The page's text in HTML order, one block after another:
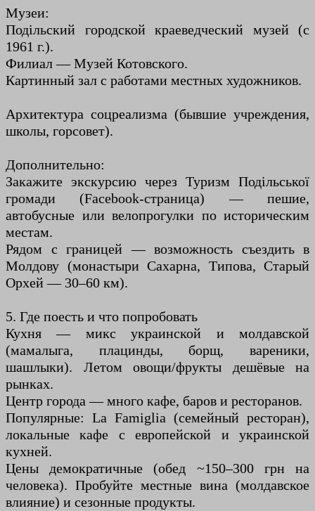
Музеи:
Подільский городской краеведческий музей (с
1961 г.).
Филиал — Музей Котовского.
Картинный зал с работами местных художников.
Архитектура соцреализма (бывшие учреждения,
школы, горсовет).
Дополнительно:
Закажите экскурсию через Туризм Подільської
громади (Facebook-страница) — пешие,
автобусные или велопрогулки по историческим
местам.
Рядом с границей — возможность съездить в
Молдову (монастыри Сахарна, Типова, Старый
Орхей — 30–60 км).
5. Где поесть и что попробовать
Кухня — микс украинской и молдавской
(мамалыга, плацинды, борщ, вареники,
шашлыки). Летом овощи/фрукты дешёвые на
рынках.
Центр города — много кафе, баров и ресторанов.
Популярные: La Famiglia (семейный ресторан),
локальные кафе с европейской и украинской
кухней.
Цены демократичные (обед ~150–300 грн на
человека). Пробуйте местные вина (молдавское
влияние) и сезонные продукты.